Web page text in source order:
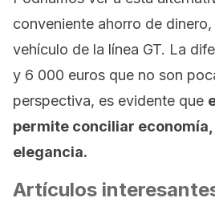
conveniente ahorro de
vehículo de la línea GT. La
y 6 000 euros que no son
perspectiva, es evidente que
permite conciliar
elegancia.
Artículos